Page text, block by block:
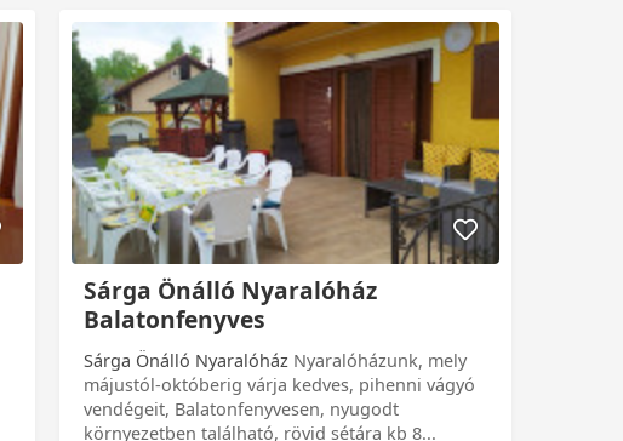
Sárga Önálló Nyaralóház
Balatonfenyves
Sárga Önálló NyaralóházNyaralóházunk, mely
májustól-októberig várja kedves, pihenni vágyó
vendégeit, Balatonfenyvesen, nyugodt
környezetben található, rövid sétára kb 8...